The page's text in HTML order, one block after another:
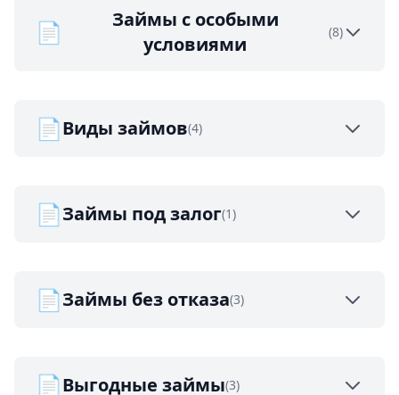
📄
Займы с особыми
условиями
(8)
📄Виды займов(4)
📄Займы под залог(1)
📄Займы без отказа(3)
📄Выгодные займы(3)